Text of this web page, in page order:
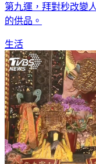
第九運，拜對秒改變
的供品。
生活